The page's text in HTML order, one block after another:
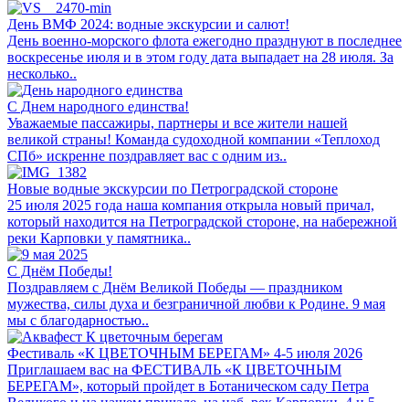
День ВМФ 2024: водные экскурсии и салют!
День военно-морского флота ежегодно празднуют в последнее
воскресенье июля и в этом году дата выпадает на 28 июля. За
несколько..
С Днем народного единства!
Уважаемые пассажиры, партнеры и все жители нашей
великой страны! Команда судоходной компании «Теплоход
СПб» искренне поздравляет вас с одним из..
Новые водные экскурсии по Петроградской стороне
25 июля 2025 года наша компания открыла новый причал,
который находится на Петроградской стороне, на набережной
реки Карповки у памятника..
С Днём Победы!
Поздравляем с Днём Великой Победы — праздником
мужества, силы духа и безграничной любви к Родине. 9 мая
мы с благодарностью..
Фестиваль «К ЦВЕТОЧНЫМ БЕРЕГАМ» 4-5 июля 2026
Приглашаем вас на ФЕСТИВАЛЬ «К ЦВЕТОЧНЫМ
БЕРЕГАМ», который пройдет в Ботаническом саду Петра